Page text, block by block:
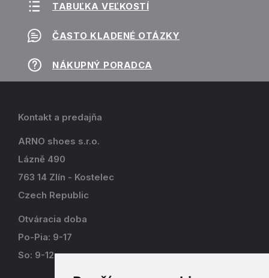
TABUĽKA VEĽKOSTÍ
ČASTO KLADENÉ OTÁZKY
NÁKUPNÝ PORADCA
Kontakt a predajňa
ARNO shoes s.r.o.
Lázně 490
763 14 Zlín - Kostelec
Czech Republic
Otváracia doba
Po-Pia: 9-17
So: 9-12